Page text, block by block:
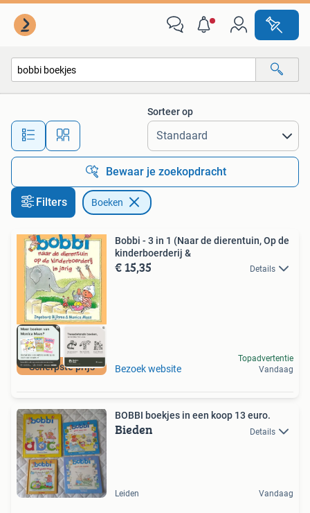
Alle afstanden…
Sorteer op
Bewaar je zoekopdracht
Filters Boeken
Scherpste prijs
Bobbi - 3 in 1 (Naar de dierentuin, Op de
kinderboerderij &
€ 15,35 Details
Bezoek website
Topadvertentie
Vandaag
BOBBI boekjes in een koop 13 euro.
Bieden Details
Leiden Vandaag